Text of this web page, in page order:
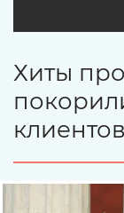
Хиты